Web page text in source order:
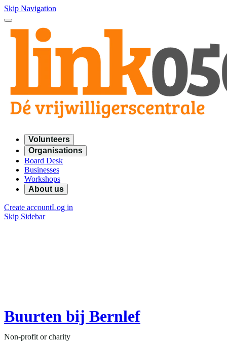
Skip Navigation
Volunteers
Organisations
Board Desk
Businesses
Workshops
About us
Create accountLog in
Skip Sidebar
Buurten bij Bernlef
Non-profit or charity